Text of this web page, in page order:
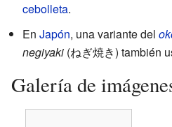
cebolleta.
En Japón, una variante del
negiyaki (ねぎ焼き) también
Galería de